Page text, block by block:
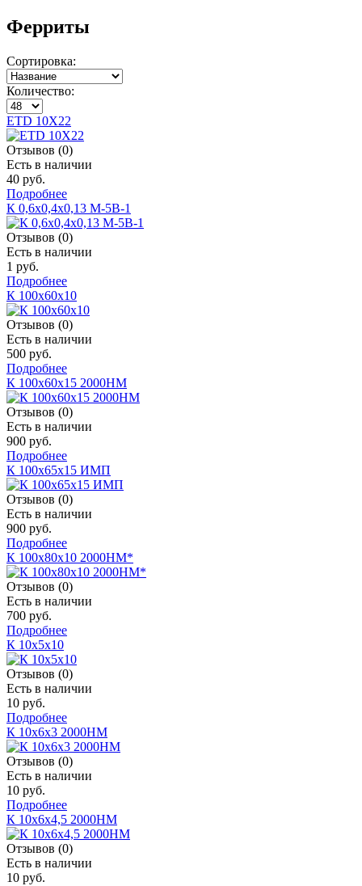
Ферриты
Сортировка:
Количество:
ETD 10Х22
Отзывов (0)
Есть в наличии
40 руб.
Подробнее
К 0,6х0,4х0,13 М-5В-1
Отзывов (0)
Есть в наличии
1 руб.
Подробнее
К 100х60х10
Отзывов (0)
Есть в наличии
500 руб.
Подробнее
К 100х60х15 2000НМ
Отзывов (0)
Есть в наличии
900 руб.
Подробнее
К 100х65х15 ИМП
Отзывов (0)
Есть в наличии
900 руб.
Подробнее
К 100х80х10 2000НМ*
Отзывов (0)
Есть в наличии
700 руб.
Подробнее
К 10х5х10
Отзывов (0)
Есть в наличии
10 руб.
Подробнее
К 10х6х3 2000НМ
Отзывов (0)
Есть в наличии
10 руб.
Подробнее
К 10х6х4,5 2000НМ
Отзывов (0)
Есть в наличии
10 руб.